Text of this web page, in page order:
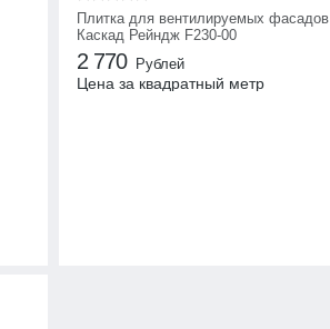
Плитка для вентилируемых фасадов
Каскад Рейндж F230-00
2 770 Рублей
Цена за квадратный метр